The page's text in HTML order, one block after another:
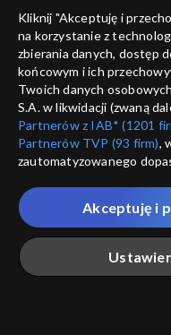
Sezony i
Wybierz
Opole 2026
Opole 2026 – występy
Opole 2025
Opole 2025 – występy
Kliknij "Akceptuję i
na korzystanie z
zbierania danych, dostęp
końcowym i ich
Twoich danych
S.A. w likwidacji (zwaną
Partnerów z IAB* (1201
Partnerów TVP (93 firm),
zautomatyzowanego
które wskazujemy poniżej,
przez nas identyfikatora
Twoje dane osobowe
Ciebie naszych
„Portalem”, w tym
Akceptuję i